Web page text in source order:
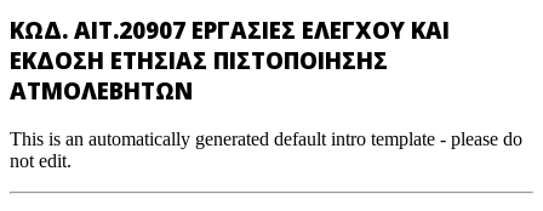
ΚΩΔ. ΑΙΤ.20907 ΕΡΓΑΣΙΕΣ ΕΛΕΓΧΟΥ ΚΑΙ
ΕΚΔΟΣΗ ΕΤΗΣΙΑΣ ΠΙΣΤΟΠΟΙΗΣΗΣ
ΑΤΜΟΛΕΒΗΤΩΝ
This is an automatically generated default intro template - please do
not edit.